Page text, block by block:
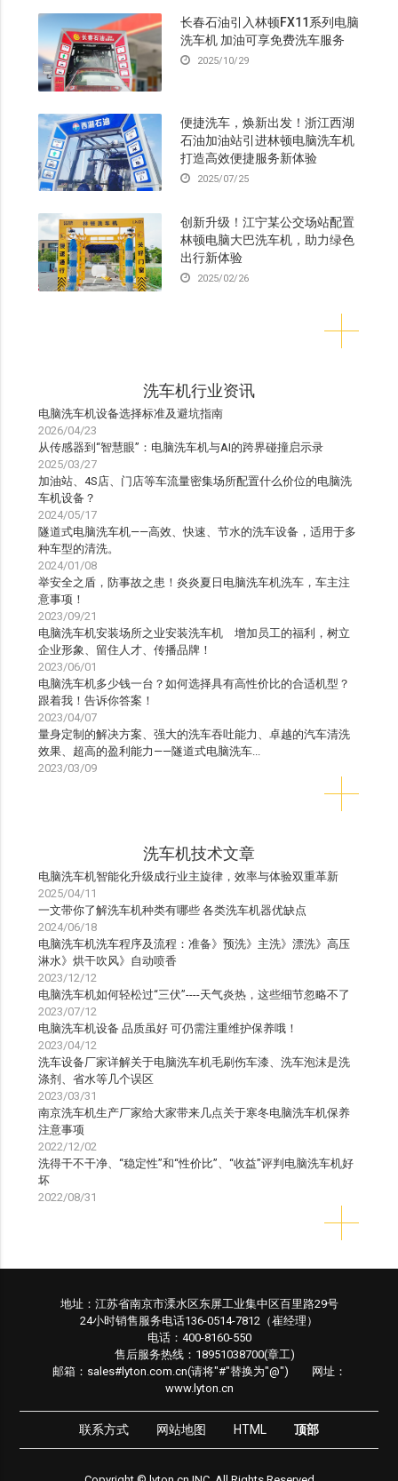
长春石油引入林顿FX11系列电脑
洗车机 加油可享免费洗车服务
2025/10/29
便捷洗车，焕新出发！浙江西湖
石油加油站引进林顿电脑洗车机
打造高效便捷服务新体验
2025/07/25
创新升级！江宁某公交场站配置
林顿电脑大巴洗车机，助力绿色
出行新体验
2025/02/26
洗车机行业资讯
电脑洗车机设备选择标准及避坑指南
2026/04/23
从传感器到“智慧眼”：电脑洗车机与AI的跨界碰撞启示录
2025/03/27
加油站、4S店、门店等车流量密集场所配置什么价位的电脑洗
车机设备？
2024/05/17
隧道式电脑洗车机——高效、快速、节水的洗车设备，适用于多
种车型的清洗。
2024/01/08
举安全之盾，防事故之患！炎炎夏日电脑洗车机洗车，车主注
意事项！
2023/09/21
电脑洗车机安装场所之业安装洗车机 增加员工的福利，树立
企业形象、留住人才、传播品牌！
2023/06/01
电脑洗车机多少钱一台？如何选择具有高性价比的合适机型？
跟着我！告诉你答案！
2023/04/07
量身定制的解决方案、强大的洗车吞吐能力、卓越的汽车清洗
效果、超高的盈利能力——隧道式电脑洗车...
2023/03/09
洗车机技术文章
电脑洗车机智能化升级成行业主旋律，效率与体验双重革新
2025/04/11
一文带你了解洗车机种类有哪些 各类洗车机器优缺点
2024/06/18
电脑洗车机洗车程序及流程：准备》预洗》主洗》漂洗》高压
淋水》烘干吹风》自动喷香
2023/12/12
电脑洗车机如何轻松过“三伏”----天气炎热，这些细节忽略不了
2023/07/12
电脑洗车机设备 品质虽好 可仍需注重维护保养哦！
2023/04/12
洗车设备厂家详解关于电脑洗车机毛刷伤车漆、洗车泡沫是洗
涤剂、省水等几个误区
2023/03/31
南京洗车机生产厂家给大家带来几点关于寒冬电脑洗车机保养
注意事项
2022/12/02
洗得干不干净、“稳定性”和“性价比”、“收益”评判电脑洗车机好
坏
2022/08/31
地址：江苏省南京市溧水区东屏工业集中区百里路29号
24小时销售服务电话136-0514-7812（崔经理）
电话：400-8160-550
售后服务热线：18951038700(章工)
邮箱：sales#lyton.com.cn(请将"#"替换为"@") 网址：
www.lyton.cn
联系方式 网站地图 HTML 顶部